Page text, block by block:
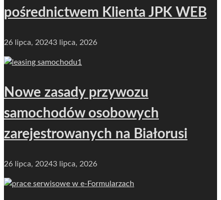
pośrednictwem Klienta JPK WEB
26 lipca, 20243 lipca, 2026
Nowe zasady przywozu
samochodów osobowych
zarejestrowanych na Białorusi
26 lipca, 20243 lipca, 2026